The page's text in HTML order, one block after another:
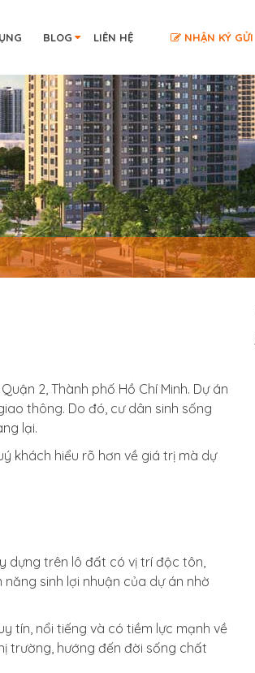
BLOG LIÊN HỆ NHẬN KÝ GỬI
2, Thành phố Hồ Chí Minh. Dự án
thông. Do đó, cư dân sinh sống
lại.
khách hiểu rõ hơn về giá trị mà dự
dựng trên lô đất có vị trí độc tôn,
sinh lợi nhuận của dự án nhờ
tín, nổi tiếng và có tiềm lực mạnh về
trường, hướng đến đời sống chất